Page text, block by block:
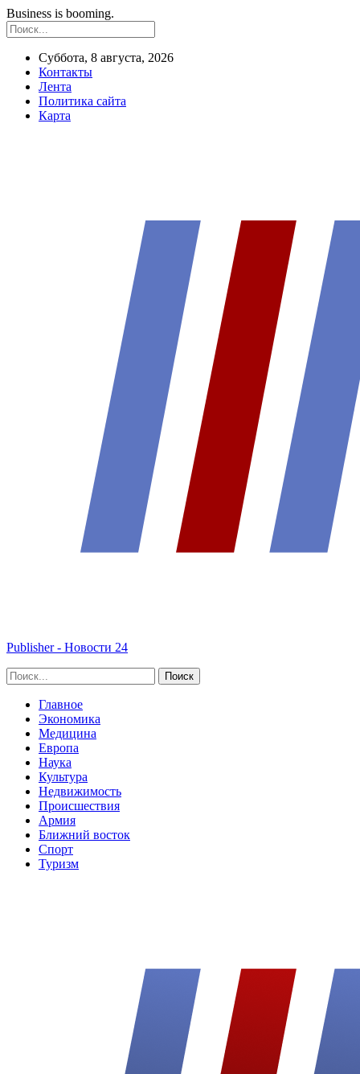
Business is booming.
Суббота, 8 августа, 2026
Контакты
Лента
Политика сайта
Карта
Publisher - Новости 24
Главное
Экономика
Медицина
Европа
Наука
Культура
Недвижимость
Происшествия
Армия
Ближний восток
Спорт
Туризм